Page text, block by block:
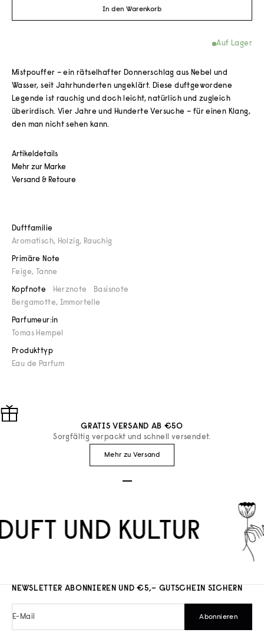
Duftfamilie
Aromatisch, Holzig, Rauchig
Primäre Note
Feige, Tanne
Kopfnote Herznote
Basisnote
Bergamotte, Immortelle
Parfumeur:in
Tomas Hempel
Produkttyp
Eau de Parfum
In den Warenkorb
Auf Lager
Mistpouffer – ein rätselhafter Donnerschlag aus Nebel und
Wasser, seit Jahrhunderten ungeklärt. Diese duftgewordene
Legende ist rauchig und doch leicht, natürlich und zugleich
überirdisch. Vier Jahre und Hunderte Versuche – für einen Klang,
den man nicht sehen kann.
Artikeldetails
Mehr zur Marke
Versand & Retoure
GRATIS VERSAND AB €50
Sorgfältig verpackt und schnell versendet.
Mehr zu Versand
UND KULTUR
NEWSLETTER ABONNIEREN UND €5,– GUTSCHEIN SICHERN
E-Mail Abonnieren